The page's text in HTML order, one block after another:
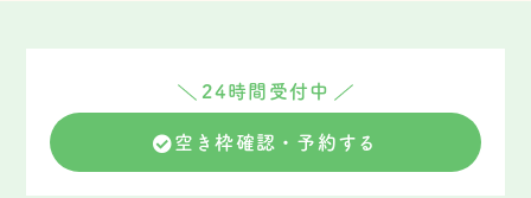
24時間受付中
空き枠確認・予約する